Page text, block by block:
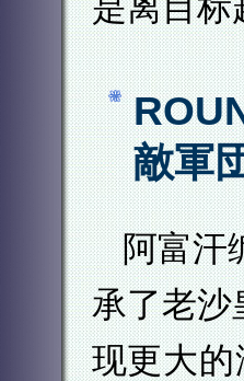
敵軍
阿富汗
承了老沙
现更大